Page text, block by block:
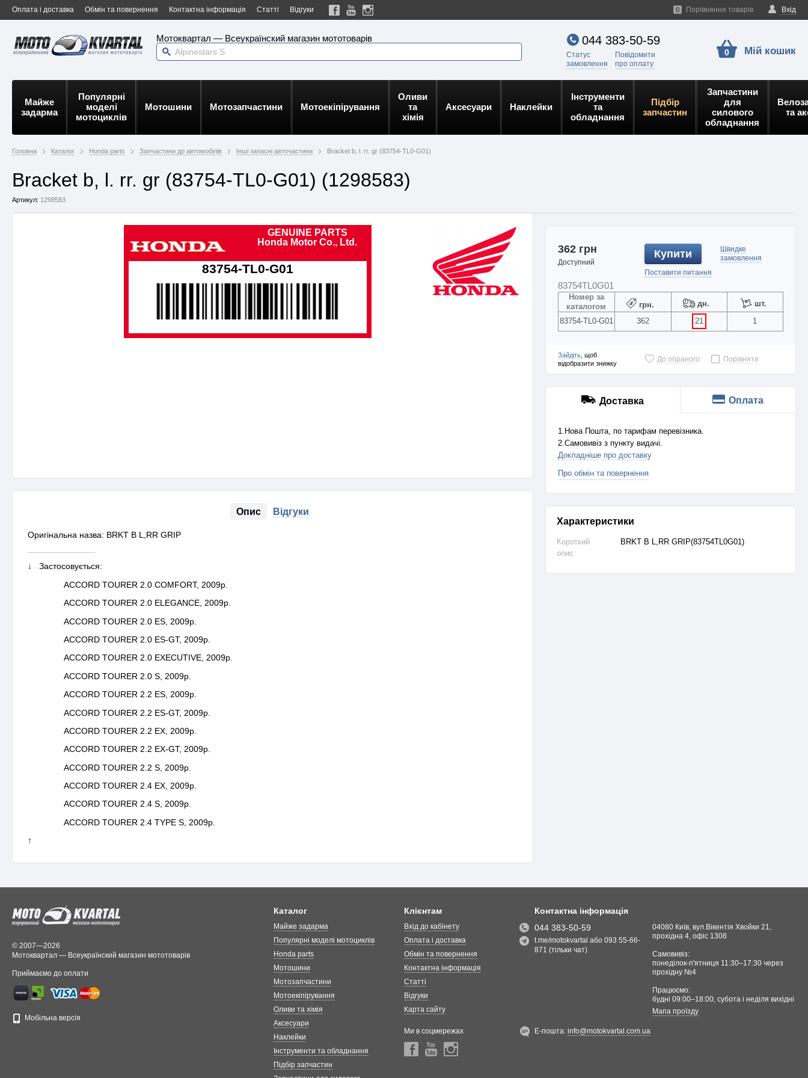
Оплата і доставка Обмін та повернення Контактна інформація Статті Відгуки Вхід
0 Порівняння товарів
Мотоквартал — Всеукраїнский магазин мототоварів 044 383-50-59
Статус
замовлення
Повідомити
про оплату
0 Мій кошик
Майже
задарма
Популярні
моделі
мотоциклів
Мотошини Мотозапчастини Мотоекіпірування
Оливи
та
хімія
Аксесуари Наклейки
Інструменти
та
обладнання
Підбір
запчастин
Запчастини
для
силового
обладнання
та
Головна Каталог Honda parts Запчастини до автомобілів Інші запасні авточастини Bracket b, l. rr. gr (83754-TL0-G01)
Bracket b, l. rr. gr (83754-TL0-G01) (1298583)
Артикул: 1298583
GENUINE PARTS
Honda Motor Co., Ltd.
83754-TL0-G01
Опис Відгуки
Оригінальна назва: BRKT B L,RR GRIP
↓ Застосовується:
ACCORD TOURER 2.0 COMFORT, 2009р.
ACCORD TOURER 2.0 ELEGANCE, 2009р.
ACCORD TOURER 2.0 ES, 2009р.
ACCORD TOURER 2.0 ES-GT, 2009р.
ACCORD TOURER 2.0 EXECUTIVE, 2009р.
ACCORD TOURER 2.0 S, 2009р.
ACCORD TOURER 2.2 ES, 2009р.
ACCORD TOURER 2.2 ES-GT, 2009р.
ACCORD TOURER 2.2 EX, 2009р.
ACCORD TOURER 2.2 EX-GT, 2009р.
ACCORD TOURER 2.2 S, 2009р.
ACCORD TOURER 2.4 EX, 2009р.
ACCORD TOURER 2.4 S, 2009р.
ACCORD TOURER 2.4 TYPE S, 2009р.
↑
362 грн
Доступний
Купити
Поставити питання
Швидке
замовлення
83754TL0G01
Номер за
каталогом
грн. дн.
шт.
83754-TL0-G01
362 21 1
Зайдіть, щоб
відобразити знижку
До обраного Порівняти
Доставка Оплата
1.Нова Пошта, по тарифам перевізника.
2.Самовивіз з пункту видачі.
Докладніше про доставку
Про обмін та повернення
Характеристики
Короткий
опис
BRKT B L,RR GRIP(83754TL0G01)
© 2007—2026
Мотоквартал — Всеукраїнский магазин мототоварів
Приймаємо до оплати
Мобільна версія
Каталог
Майже задарма
Популярні моделі мотоциклів
Honda parts
Мотошини
Мотозапчастини
Мотоекіпірування
Оливи та хімія
Аксесуари
Наклейки
Інструменти та обладнання
Підбір запчастин
Клієнтам
Вхід до кабінету
Оплата і доставка
Обмін та повернення
Контактна інформація
Статті
Відгуки
Карта сайту
Ми в соцмережах
Контактна інформація
044 383-50-59
t.me/motokvartal або 093 55-66-
871 (тільки чат)
04080 Київ, вул.Вікентія Хвойки 21,
прохідна 4, офіс 1308
Самовивіз:
понеділок-п'ятниця 11:30–17:30 через
прохідну №4
Працюємо:
будні 09:00–18:00, cубота і неділя вихідні
Мапа проїзду
Е-пошта:info@motokvartal.com.ua